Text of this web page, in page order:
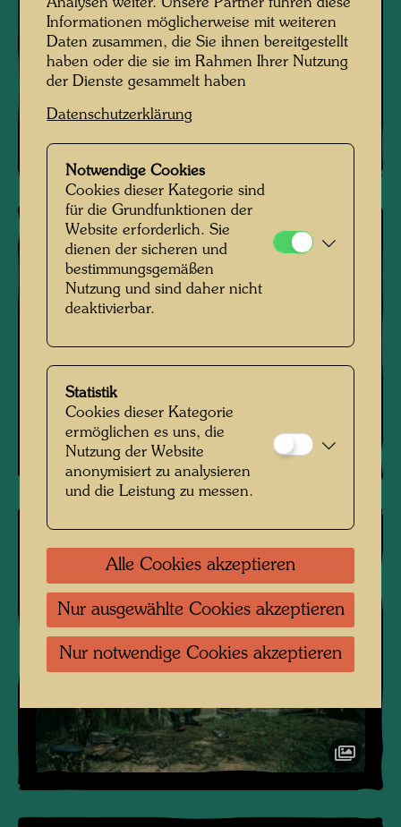
Analysen weiter. Unsere Partner führen diese
Informationen möglicherweise mit weiteren
Daten zusammen, die Sie ihnen bereitgestellt
haben oder die sie im Rahmen Ihrer Nutzung
der Dienste gesammelt haben
Datenschutzerklärung
Notwendige Cookies
Cookies dieser Kategorie sind
für die Grundfunktionen der
Website erforderlich. Sie
dienen der sicheren und
bestimmungsgemäßen
Nutzung und sind daher nicht
deaktivierbar.
Statistik
Cookies dieser Kategorie
ermöglichen es uns, die
Nutzung der Website
anonymisiert zu analysieren
und die Leistung zu messen.
Alle Cookies akzeptieren
Nur ausgewählte Cookies akzeptieren
Nur notwendige Cookies akzeptieren